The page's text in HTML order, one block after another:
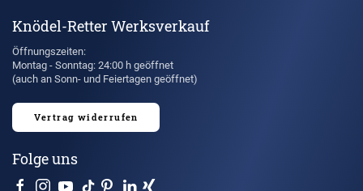
Knödel-Retter Werksverkauf
Öffnungszeiten:
Montag - Sonntag: 24:00 h geöffnet
(auch an Sonn- und Feiertagen geöffnet)
Vertrag widerrufen
Folge uns